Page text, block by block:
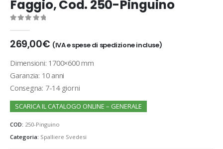
Faggio, Cod. 250-Pinguino
269,00€ (IVA e spese di spedizione incluse)
Dimensioni: 1700×600 mm
Garanzia: 10 anni
Consegna: 7-14 giorni
SCARICA IL CATALOGO ONLINE – GENERALE
COD: 250-Pinguino
Categoria: Spalliere Svedesi